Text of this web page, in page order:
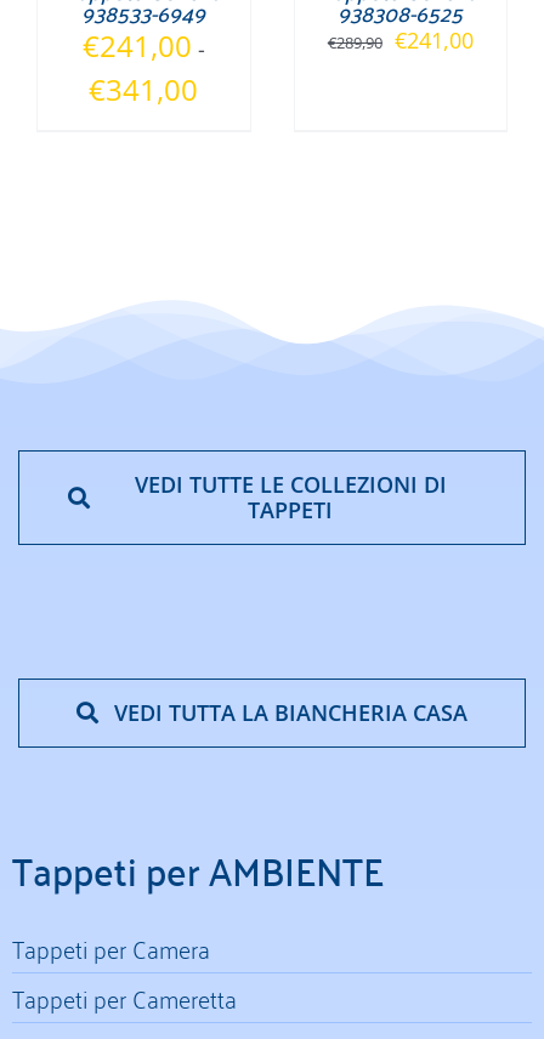
938533-6949
€241,00 -
€341,00
938308-6525
€289,90 Il
€241,00Il
VEDI TUTTE LE COLLEZIONI DI
TAPPETI
VEDI TUTTA LA BIANCHERIA CASA
Tappeti per AMBIENTE
Tappeti per Camera
Tappeti per Cameretta